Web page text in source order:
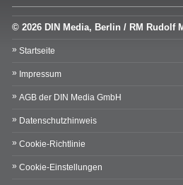
© 2026 DIN Media, Berlin / RM Rudolf
Startseite
Impressum
AGB der DIN Media GmbH
Datenschutzhinweis
Cookie-Richtlinie
Cookie-Einstellungen